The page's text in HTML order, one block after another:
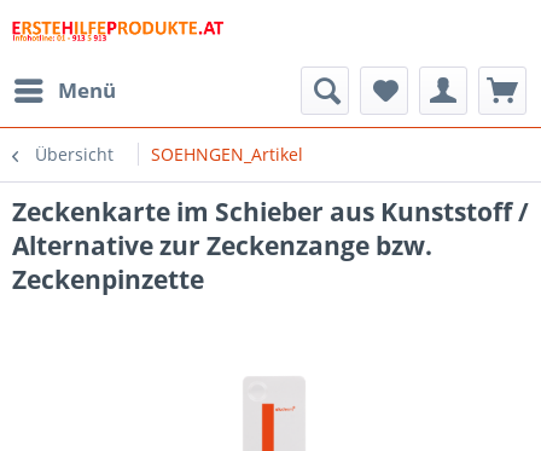
Menü
Übersicht SOEHNGEN_Artikel
Zeckenkarte im Schieber aus Kunststoff /
Alternative zur Zeckenzange bzw.
Zeckenpinzette